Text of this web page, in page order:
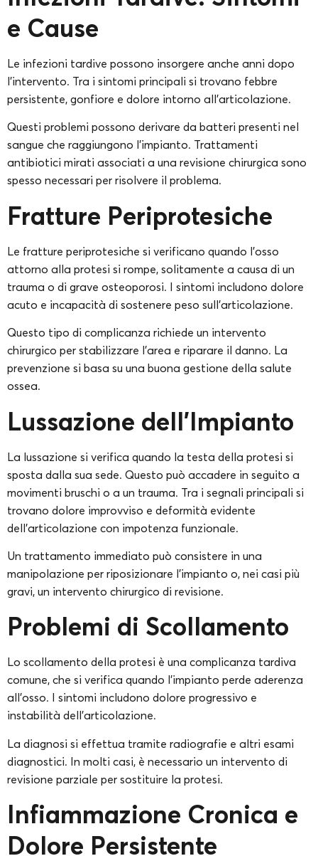
e Cause
Le infezioni tardive possono insorgere anche anni dopo
l’intervento. Tra i sintomi principali si trovano febbre
persistente, gonfiore e dolore intorno all’articolazione.
Questi problemi possono derivare da batteri presenti nel
sangue che raggiungono l’impianto. Trattamenti
antibiotici mirati associati a una revisione chirurgica sono
spesso necessari per risolvere il problema.
Fratture Periprotesiche
Le fratture periprotesiche si verificano quando l’osso
attorno alla protesi si rompe, solitamente a causa di un
trauma o di grave osteoporosi. I sintomi includono dolore
acuto e incapacità di sostenere peso sull’articolazione.
Questo tipo di complicanza richiede un intervento
chirurgico per stabilizzare l’area e riparare il danno. La
prevenzione si basa su una buona gestione della salute
ossea.
Lussazione dell’Impianto
La lussazione si verifica quando la testa della protesi si
sposta dalla sua sede. Questo può accadere in seguito a
movimenti bruschi o a un trauma. Tra i segnali principali si
trovano dolore improvviso e deformità evidente
dell’articolazione con impotenza funzionale.
Un trattamento immediato può consistere in una
manipolazione per riposizionare l’impianto o, nei casi più
gravi, un intervento chirurgico di revisione.
Problemi di Scollamento
Lo scollamento della protesi è una complicanza tardiva
comune, che si verifica quando l’impianto perde aderenza
all’osso. I sintomi includono dolore progressivo e
instabilità dell’articolazione.
La diagnosi si effettua tramite radiografie e altri esami
diagnostici. In molti casi, è necessario un intervento di
revisione parziale per sostituire la protesi.
Infiammazione Cronica e
Dolore Persistente